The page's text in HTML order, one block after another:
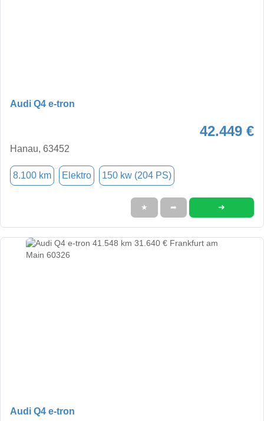
Audi Q4 e-tron
42.449 €
Hanau, 63452
8.100 km Elektro 150 kw (204 PS)
★ ➦ ➜
Audi Q4 e-tron